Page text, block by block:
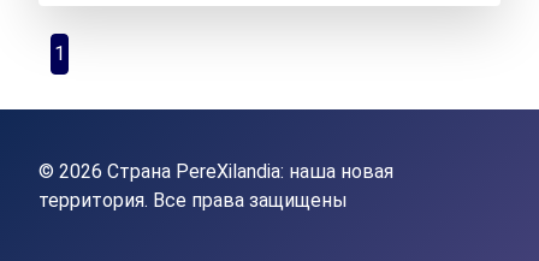
1
© 2026 Страна PereXilandia: наша новая
территория. Все права защищены